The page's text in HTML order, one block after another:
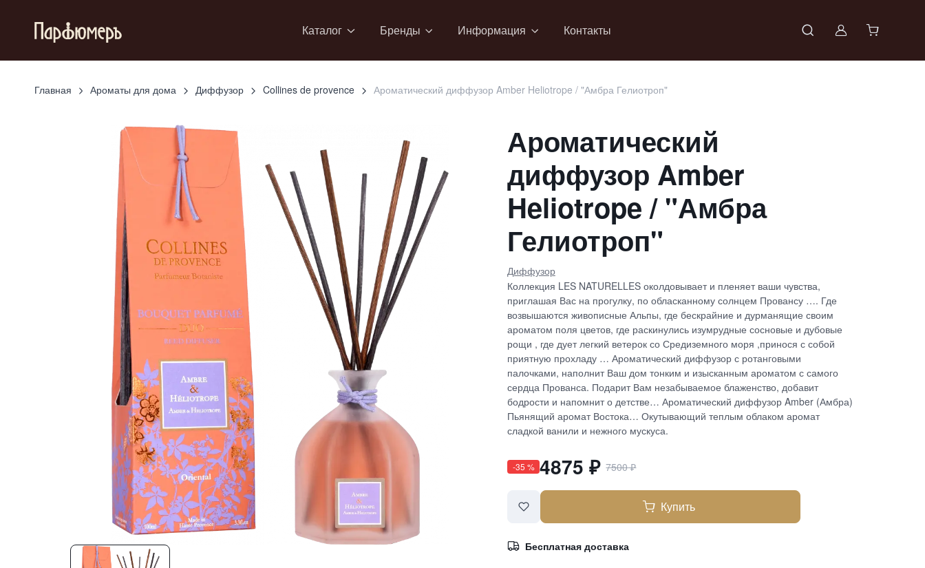
Каталог Бренды Информация Контакты Войти в
Главная Ароматы для дома Диффузор Collines de provence Ароматический диффузор Amber Heliotrope / "Амбра Гелиотроп"
Ароматический
диффузор Amber
Heliotrope / "Амбра
Гелиотроп"
Диффузор
Коллекция LES NATURELLES околдовывает и пленяет ваши чувства,
приглашая Вас на прогулку, по обласканному солнцем Провансу …. Где
возвышаются живописные Альпы, где бескрайние и дурманящие своим
ароматом поля цветов, где раскинулись изумрудные сосновые и дубовые
рощи , где дует легкий ветерок со Средиземного моря ,принося с собой
приятную прохладу … Ароматический диффузор с ротанговыми
палочками, наполнит Ваш дом тонким и изысканным ароматом с самого
сердца Прованса. Подарит Вам незабываемое блаженство, добавит
бодрости и напомнит о детстве… Ароматический диффузор Amber (Амбра)
Пьянящий аромат Востока… Окутывающий теплым облаком аромат
сладкой ванили и нежного мускуса.
-35 % 4875 ₽7500₽
Купить
Бесплатная доставка